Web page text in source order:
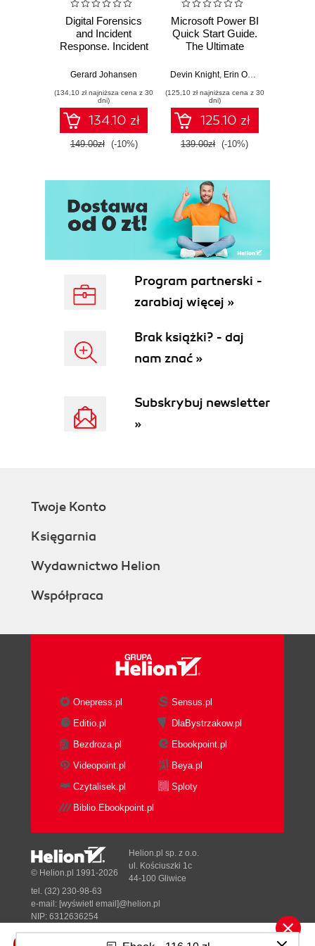
Digital Forensics
and Incident
Response. Incident
and techniques for
threat response -
Fourth Edition
Gerard Johansen
(134,10 zł najniższa cena z 30
dni)
134.10 zł
149.00zł (-10%)
Microsoft Power BI
Quick Start Guide.
The Ultimate
to Power BI, Data
Tools, and
Microsoft Fabric -
Fourth Edition
Devin Knight, Erin Ostrowsky
(125,10 zł najniższa cena z 30
dni)
125.10 zł
139.00zł (-10%)
Program partnerski -
zarabiaj więcej »
Brak książki? - daj
nam znać »
Subskrybuj newsletter
»
Twoje Konto
Księgarnia
Wydawnictwo Helion
Współpraca
Onepress.pl
Sensus.pl
Editio.pl
DlaBystrzakow.pl
Bezdroza.pl
Ebookpoint.pl
Videopoint.pl
Beya.pl
Czytalisek.pl
Sploty
Biblio.Ebookpoint.pl
© Helion.pl 1991-2026
Helion.pl sp. z o.o.
ul. Kościuszki 1c
44-100 Gliwice
tel. (32) 230-98-63
e-mail: [wyświetl email]@helion.pl
NIP: 6312636254